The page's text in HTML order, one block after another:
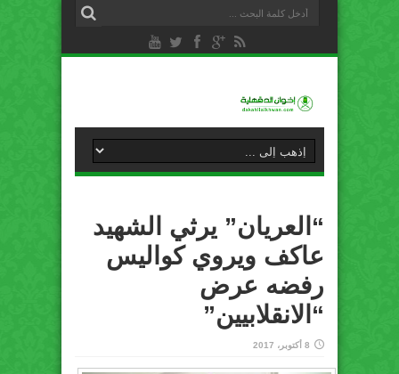
“العريان” يرثي الشهيد
عاكف ويروي كواليس
رفضه عرض
“الانقلابيين”
8 أكتوبر، 2017